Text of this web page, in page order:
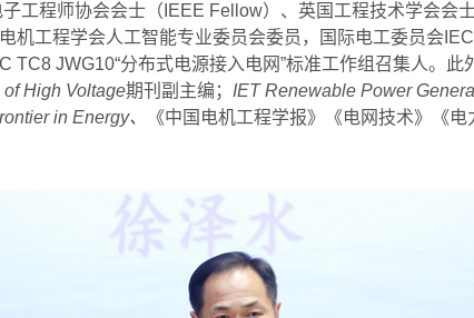
工程师协会会士（ IEEE Fellow）、英国工程技术学会会
机工程学会人工智能专业委员会委员，国际电工委员会
TC8 JWG10“分布式电源接入电网”标准工作组召集人。此
High Voltage期刊副主编； IET Renewable Power
in Energy、
《中国电机工程学报》《电网技术》《